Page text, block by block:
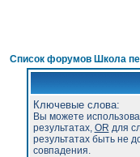
Список форумов Школа
Ключевые слова:
Вы можете
результатах, OR для
результатах быть не
совпадения.